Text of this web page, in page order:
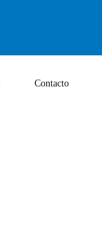
Contacto